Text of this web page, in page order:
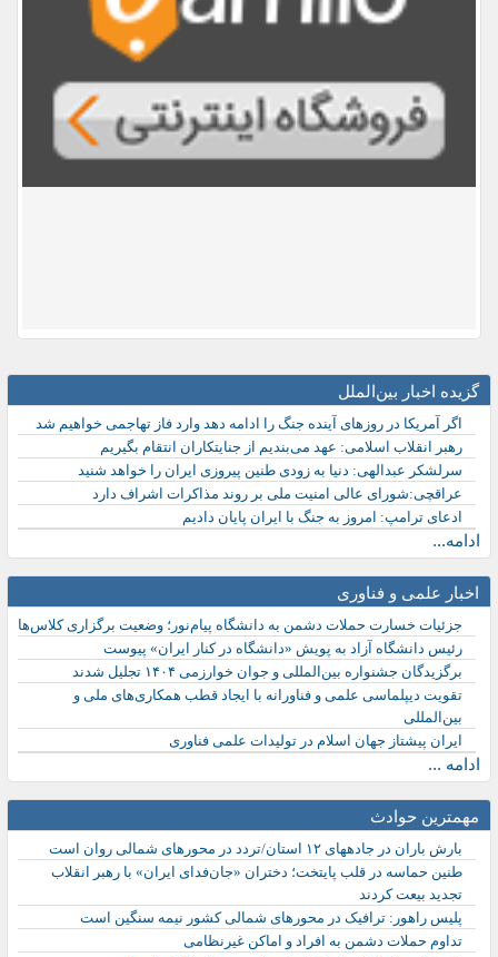
گزیده اخبار بین‌الملل
اگر آمریکا در روزهای آینده جنگ را ادامه دهد وارد فاز تهاجمی خواهیم شد
رهبر انقلاب اسلامی: عهد می‌بندیم از جنایتکاران انتقام بگیریم
سرلشکر عبدالهی: دنیا به زودی طنین پیروزی ایران را خواهد شنید
عراقچی:شورای عالی امنیت ملی بر روند مذاکرات اشراف دارد
ادعای ترامپ: امروز به جنگ با ایران پایان دادیم
ادامه...
اخبار علمی و فناوری
جزئیات خسارت حملات دشمن به دانشگاه پیام‌نور؛ وضعیت برگزاری کلاس‌ها
رئیس دانشگاه آزاد به پویش «دانشگاه در کنار ایران» پیوست
برگزیدگان جشنواره بین‌المللی و جوان خوارزمی ۱۴۰۴ تجلیل شدند
تقویت دیپلماسی علمی و فناورانه با ایجاد قطب همکاری‌های ملی و
بین‌المللی
ایران پیشتاز جهان اسلام در تولیدات علمی فناوری
ادامه ...
مهمترین حوادث
بارش باران در جادههای ۱۲ استان/تردد در محورهای شمالی روان است
طنین حماسه در قلب پایتخت؛ دختران «جان‌فدای ایران» با رهبر انقلاب
تجدید بیعت کردند
پلیس راهور: ترافیک در محورهای شمالی کشور نیمه سنگین است
تداوم حملات دشمن به افراد و اماکن غیرنظامی